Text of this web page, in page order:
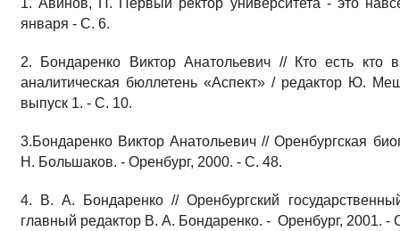
1. Авинов, П. Первый ректор университета - это
января - С. 6.
2. Бондаренко Виктор Анатольевич // Кто есть кто
аналитическая бюллетень «Аспект» / редактор Ю.
выпуск 1. - С. 10.
3.Бондаренко Виктор Анатольевич // Оренбургская
Н. Большаков. - Оренбург, 2000. - С. 48.
4. В. А. Бондаренко // Оренбургский
главный редактор В. А. Бондаренко. - Оренбург, 2001. -